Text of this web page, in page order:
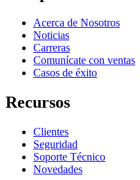
Acerca de Nosotros
Noticias
Carreras
Comunícate con ventas
Casos de éxito
Recursos
Clientes
Seguridad
Soporte Técnico
Novedades